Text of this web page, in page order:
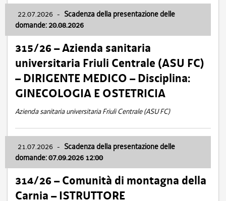
22.07.2026 - Scadenza della presentazione delle
domande: 20.08.2026
315/26 – Azienda sanitaria
universitaria Friuli Centrale (ASU FC)
– DIRIGENTE MEDICO – Disciplina:
GINECOLOGIA E OSTETRICIA
Azienda sanitaria universitaria Friuli Centrale (ASU FC)
21.07.2026 - Scadenza della presentazione delle
domande: 07.09.2026 12:00
314/26 – Comunità di montagna della
Carnia – ISTRUTTORE